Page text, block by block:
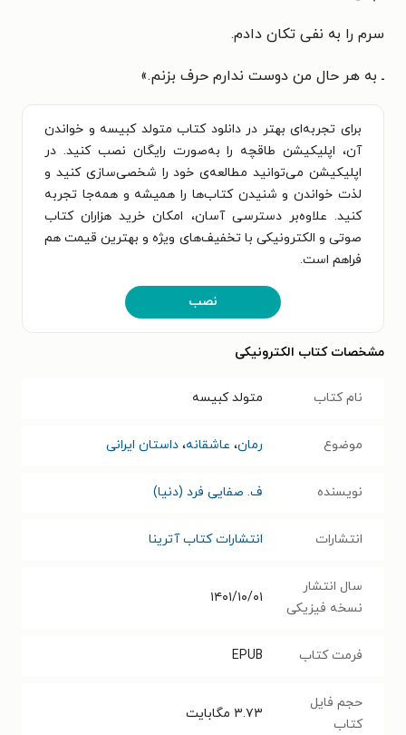
سرم را به نفی تکان دادم.
ـ به هر حال من دوست ندارم حرف بزنم.»
برای تجربه‌ای بهتر در دانلود کتاب متولد کبیسه و خواندن
آن، اپلیکیشن طاقچه را به‌صورت رایگان نصب کنید. در
اپلیکیشن می‌توانید مطالعه‌ی خود را شخصی‌سازی کنید و
لذت خواندن و شنیدن کتاب‌ها را همیشه و همه‌جا تجربه
کنید. علاوه‌بر دسترسی آسان، امکان خرید هزاران کتاب
صوتی و الکترونیکی با تخفیف‌های ویژه و بهترین قیمت هم
فراهم است.
نصب
مشخصات کتاب الکترونیکی
نام کتاب متولد کبیسه
موضوع رمان، عاشقانه، داستان ایرانی
نویسنده ف. صفایی فرد (دنیا)
انتشارات انتشارات کتاب آترینا
سال انتشار
نسخه فیزیکی
۱۴۰۱/۱۰/۰۱
فرمت کتاب EPUB
حجم فایل
کتاب
۳.۷۳ مگابایت